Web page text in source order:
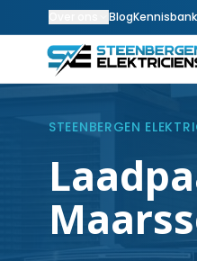
BlogKennisbank
STEENBERGEN